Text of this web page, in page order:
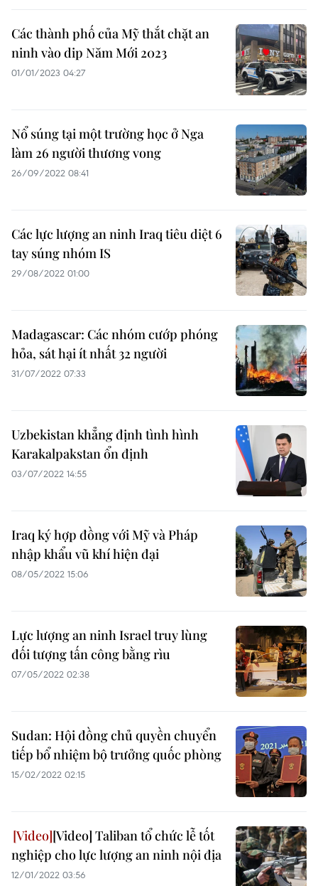
Các thành phố của Mỹ thắt chặt an
ninh vào dip Năm Mới 2023
01/01/2023 04:27
Nổ súng tại một trường học ở Nga
làm 26 người thương vong
26/09/2022 08:41
Các lực lượng an ninh Iraq tiêu diệt 6
tay súng nhóm IS
29/08/2022 01:00
Madagascar: Các nhóm cướp phóng
hỏa, sát hại ít nhất 32 người
31/07/2022 07:33
Uzbekistan khẳng định tình hình
Karakalpakstan ổn định
03/07/2022 14:55
Iraq ký hợp đồng với Mỹ và Pháp
nhập khẩu vũ khí hiện đại
08/05/2022 15:06
Lực lượng an ninh Israel truy lùng
đối tượng tấn công bằng rìu
07/05/2022 02:38
Sudan: Hội đồng chủ quyền chuyển
tiếp bổ nhiệm bộ trưởng quốc phòng
15/02/2022 02:15
[Video] Taliban tổ chức lễ tốt
nghiệp cho lực lượng an ninh nội địa
12/01/2022 03:56